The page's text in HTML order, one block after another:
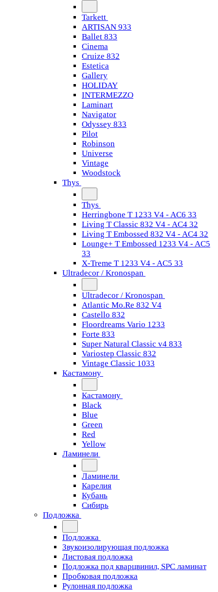
Tarkett
ARTISAN 933
Ballet 833
Cinema
Cruize 832
Estetica
Gallery
HOLIDAY
INTERMEZZO
Laminart
Navigator
Odyssey 833
Pilot
Robinson
Universe
Vintage
Woodstock
Thys
Thys
Herringbone T 1233 V4 - AC6 33
Living T Classic 832 V4 - AC4 32
Living T Embossed 832 V4 - AC4 32
Lounge+ T Embossed 1233 V4 - AC5
33
X-Treme T 1233 V4 - AC5 33
Ultradecor / Kronospan
Ultradecor / Kronospan
Atlantic Mo.Re 832 V4
Castello 832
Floordreams Vario 1233
Forte 833
Super Natural Classic v4 833
Variostep Classic 832
Vintage Classic 1033
Кастамону
Кастамону
Black
Blue
Green
Red
Yellow
Ламинели
Ламинели
Карелия
Кубань
Сибирь
Подложка
Подложка
Звукоизолирующая подложка
Листовая подложка
Подложка под кварцвинил, SPC ламинат
Пробковая подложка
Рулонная подложка